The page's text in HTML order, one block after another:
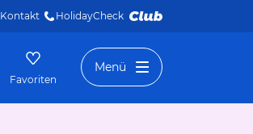
Kontakt HolidayCheck
Favoriten
Menü